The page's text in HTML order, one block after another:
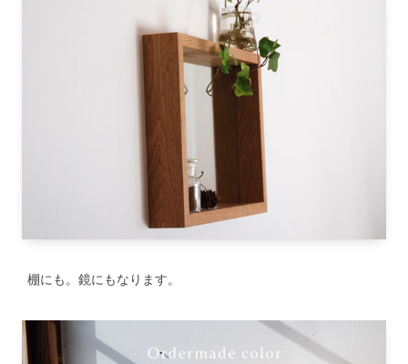
棚にも。鏡にもなります。